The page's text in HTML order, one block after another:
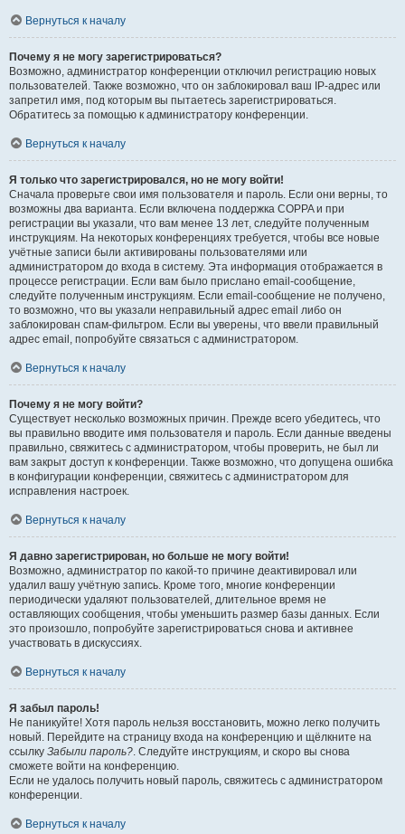
Вернуться к началу
Почему я не могу зарегистрироваться?
Возможно, администратор конференции отключил регистрацию новых
пользователей. Также возможно, что он заблокировал ваш IP-адрес или
запретил имя, под которым вы пытаетесь зарегистрироваться.
Обратитесь за помощью к администратору конференции.
Вернуться к началу
Я только что зарегистрировался, но не могу войти!
Сначала проверьте свои имя пользователя и пароль. Если они верны, то
возможны два варианта. Если включена поддержка COPPA и при
регистрации вы указали, что вам менее 13 лет, следуйте полученным
инструкциям. На некоторых конференциях требуется, чтобы все новые
учётные записи были активированы пользователями или
администратором до входа в систему. Эта информация отображается в
процессе регистрации. Если вам было прислано email-сообщение,
следуйте полученным инструкциям. Если email-сообщение не получено,
то возможно, что вы указали неправильный адрес email либо он
заблокирован спам-фильтром. Если вы уверены, что ввели правильный
адрес email, попробуйте связаться с администратором.
Вернуться к началу
Почему я не могу войти?
Существует несколько возможных причин. Прежде всего убедитесь, что
вы правильно вводите имя пользователя и пароль. Если данные введены
правильно, свяжитесь с администратором, чтобы проверить, не был ли
вам закрыт доступ к конференции. Также возможно, что допущена ошибка
в конфигурации конференции, свяжитесь с администратором для
исправления настроек.
Вернуться к началу
Я давно зарегистрирован, но больше не могу войти!
Возможно, администратор по какой-то причине деактивировал или
удалил вашу учётную запись. Кроме того, многие конференции
периодически удаляют пользователей, длительное время не
оставляющих сообщения, чтобы уменьшить размер базы данных. Если
это произошло, попробуйте зарегистрироваться снова и активнее
участвовать в дискуссиях.
Вернуться к началу
Я забыл пароль!
Не паникуйте! Хотя пароль нельзя восстановить, можно легко получить
новый. Перейдите на страницу входа на конференцию и щёлкните на
ссылку Забыли пароль?. Следуйте инструкциям, и скоро вы снова
сможете войти на конференцию.
Если не удалось получить новый пароль, свяжитесь с администратором
конференции.
Вернуться к началу